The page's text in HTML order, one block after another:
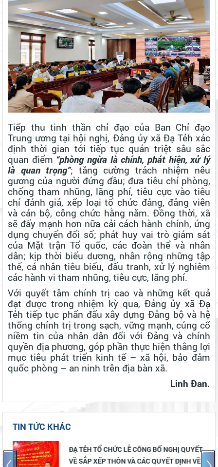
Tiếp thu tinh thần chỉ đạo của Ban Chỉ đạo
Trung ương tại hội nghị, Đảng ủy xã Đạ Tẻh xác
định thời gian tới tiếp tục quán triệt sâu sắc
quan điểm “phòng ngừa là chính, phát hiện, xử lý
là quan trọng”; tăng cường trách nhiệm nêu
gương của người đứng đầu; đưa tiêu chí phòng,
chống tham nhũng, lãng phí, tiêu cực vào tiêu
chí đánh giá, xếp loại tổ chức đảng, đảng viên
và cán bộ, công chức hằng năm. Đồng thời, xã
sẽ đẩy mạnh hơn nữa cải cách hành chính, ứng
dụng chuyển đổi số; phát huy vai trò giám sát
của Mặt trận Tổ quốc, các đoàn thể và nhân
dân; kịp thời biểu dương, nhân rộng những tập
thể, cá nhân tiêu biểu, đấu tranh, xử lý nghiêm
các hành vi tham nhũng, tiêu cực, lãng phí.
Với quyết tâm chính trị cao và những kết quả
đạt được trong nhiệm kỳ qua, Đảng ủy xã Đạ
Tẻh tiếp tục phấn đấu xây dựng Đảng bộ và hệ
thống chính trị trong sạch, vững mạnh, củng cố
niềm tin của nhân dân đối với Đảng và chính
quyền địa phương, góp phần thực hiện thắng lợi
mục tiêu phát triển kinh tế – xã hội, bảo đảm
quốc phòng – an ninh trên địa bàn xã.
Linh Đan.
TIN TỨC KHÁC
HĐND XÃ ĐẠ TẺH TỔ CHỨC KỲ HỌP THỨ 4
(KỲ HỌP CHUYÊN ĐỀ) KHÓA II, NHIỆM KỲ
ẤM ÁP HOẠT ĐỘNG "ĐỀN ƠN ĐÁP NGHĨA" NHÂN NGÀY 27
THÁNG 7
ĐẢNG ỦY - HĐND - UBND - ỦY BAN MTTQ VIỆT NAM XÃ ĐẠ TẺH
TỔ CHỨC GẶP MẶT, TẶNG QUÀ NGƯỜI CÓ CÔNG NHÂN DỊP KỶ
NIỆM 79 NĂM NGÀY THƯƠNG BINH - LIỆT SĨ
UỐNG NƯỚC NHỚ NGUỒN – ĐỜI ĐỜI GHI NHỚ CÔNG ƠN CÁC
ANH HÙNG LIỆT SĨ
ĐẢNG ỦY CƠ SỞ CÁC CƠ QUAN ĐẢNG XÃ ĐẠ TẺH TỔ CHỨC
THĂM HỎI, TẶNG QUÀ GIA ĐÌNH CHÍNH SÁCH NHÂN KỶ NIỆM 79
NĂM NGÀY THƯƠNG BINH - LIỆT SĨ
ĐOÀN CÔNG TÁC TỈNH LÂM ĐỒNG THĂM, TẶNG QUÀ NGƯỜI CÓ
CÔNG VỚI CÁCH MẠNG NHÂN DỊP KỶ NIỆM 79 NĂM NGÀY
THƯƠNG BINH - LIỆT SĨ (27/7/1947 - 27/7/2026)
UỶ BAN MTTQ VIỆT NAM XÃ ĐẠ TẺH SƠ KẾT CÔNG TÁC MẶT
TRẬN VÀ CÁC TỔ CHỨC CHÍNH TRỊ - XÃ HỘI 6 THÁNG ĐẦU NĂM
2026
XÃ ĐẠ TẺH TRIỂN KHAI CÔNG TÁC BẦU CỬ TRƯỞNG THÔN
NHIỆM KỲ 2026 – 2031, GÓP PHẦN KIỆN TOÀN TỔ CHỨC Ở CƠ
SỞ, NÂNG CAO HIỆU LỰC, HIỆU QUẢ QUẢN LÝ HÀNH CHÍNH
Xã Đạ Tẻh sơ kết công tác kiểm soát thủ tục hành chính, thực hiện
cơ chế một cửa và chính sách BHXH, BHYT 6 tháng đầu năm 2026
và phương hướng nhiệm 6 tháng cuối năm 2026
ĐẠ TẺH TỔ CHỨC LỄ CÔNG BỐ NGHỊ QUYẾT VỀ SẮP XẾP THÔN
VÀ CÁC QUYẾT ĐỊNH VỀ TỔ CHỨC BỘ MÁY, NHÂN SỰ THÔN MỚI
KHÓA II, NHIỆM KỲ 2026 – 2031
viên giỏi tỉnh Lâm Đồng năm 2026.
Chạm để đồng hàng – chung tay bảo vệ trẻ em trên môi trường
mạng